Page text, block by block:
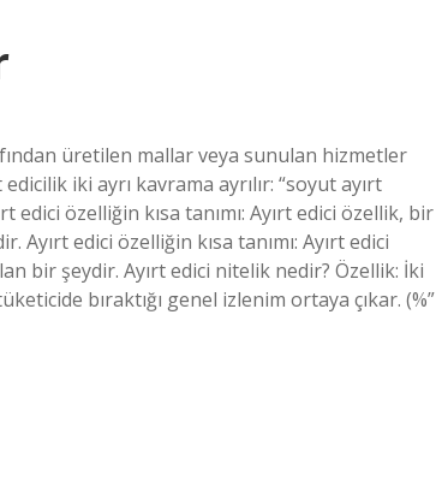
üretilen mallar veya sunulan hizmetler
iki ayrı kavrama ayrılır: “soyut ayırt
edici özelliğin kısa tanımı: Ayırt edici özellik, bir
edici özelliğin kısa tanımı: Ayırt edici
bir şeydir. Ayırt edici nitelik nedir? Özellik: İki
bıraktığı genel izlenim ortaya çıkar. (%”